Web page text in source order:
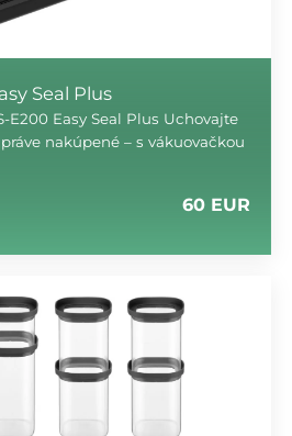
Seal Plus
E200 Easy Seal Plus Uchovajte
nakúpené – s vákuovačkou
60 EUR